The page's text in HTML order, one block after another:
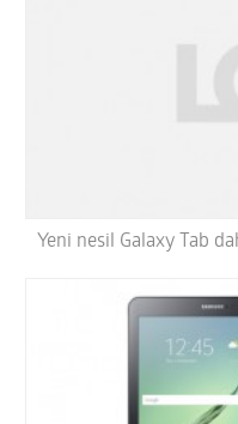
Yeni nesil Galaxy Tab